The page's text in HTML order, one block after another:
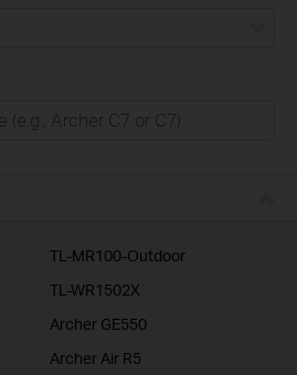
TL-MR100-Outdoor
TL-WR1502X
Archer GE550
Archer Air R5